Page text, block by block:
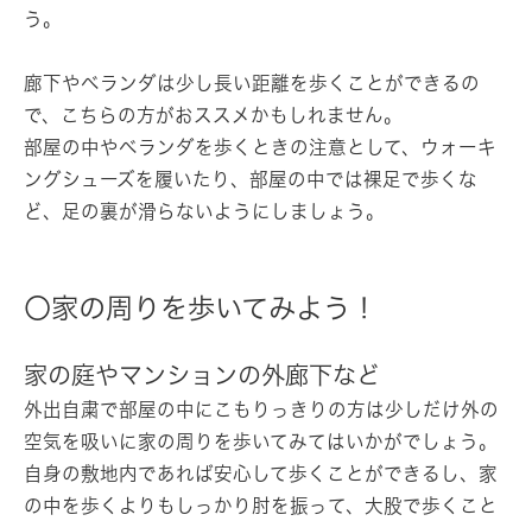
う。
廊下やベランダは少し長い距離を歩くことができるの
で、こちらの方がおススメかもしれません。
部屋の中やベランダを歩くときの注意として、ウォーキ
ングシューズを履いたり、部屋の中では裸足で歩くな
ど、足の裏が滑らないようにしましょう。
〇家の周りを歩いてみよう！
家の庭やマンションの外廊下など
外出自粛で部屋の中にこもりっきりの方は少しだけ外の
空気を吸いに家の周りを歩いてみてはいかがでしょう。
自身の敷地内であれば安心して歩くことができるし、家
の中を歩くよりもしっかり肘を振って、大股で歩くこと